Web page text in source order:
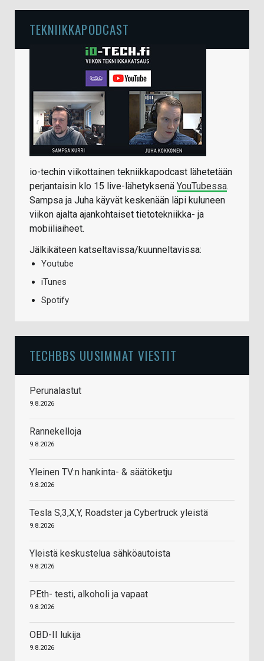
TEKNIIKKAPODCAST
io-techin viikottainen tekniikkapodcast lähetetään
perjantaisin klo 15 live-lähetyksenä YouTubessa.
Sampsa ja Juha käyvät keskenään läpi kuluneen
viikon ajalta ajankohtaiset tietotekniikka- ja
mobiiliaiheet.
Jälkikäteen katseltavissa/kuunneltavissa:
Youtube
iTunes
Spotify
TECHBBS UUSIMMAT VIESTIT
Perunalastut
9.8.2026
Rannekelloja
9.8.2026
Yleinen TV:n hankinta- & säätöketju
9.8.2026
Tesla S,3,X,Y, Roadster ja Cybertruck yleistä
9.8.2026
Yleistä keskustelua sähköautoista
9.8.2026
PEth- testi, alkoholi ja vapaat
9.8.2026
OBD-II lukija
9.8.2026